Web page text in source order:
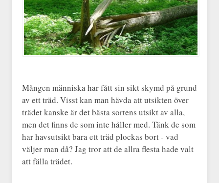
Mången människa har fått sin sikt skymd på grund
av ett träd. Visst kan man hävda att utsikten över
trädet kanske är det bästa sortens utsikt av alla,
men det finns de som inte håller med. Tänk de som
har havsutsikt bara ett träd plockas bort - vad
väljer man då? Jag tror att de allra flesta hade valt
att fälla trädet.